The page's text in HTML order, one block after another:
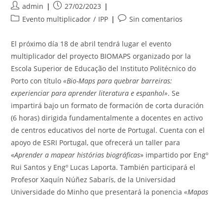
Autor
de
admin
Publicación
de
27/02/2023
Categoría
la
entrada:
Evento multiplicador / IPP
Comentarios
la
entrada:
Sin comentarios
El próximo día 18 de abril tendrá lugar el evento
multiplicador del proyecto BIOMAPS organizado por la
Escola Superior de Educação del Instituto Politécnico do
Porto con título«Bio-Maps para quebrar barreiras:
experienciar para aprender literatura e espanhol». Se
impartirá bajo un formato de formación de corta duración
(6 horas) dirigida fundamentalmente a docentes en activo
de centros educativos del norte de Portugal. Cuenta con el
apoyo de ESRI Portugal, que ofrecerá un taller para
«Aprender a mapear histórias biográficas» impartido por Engº
Rui Santos y Engº Lucas Laporta. También participará el
Profesor Xaquín Núñez Sabarís, de la Universidad
Universidade do Minho que presentará la ponencia«Mapas